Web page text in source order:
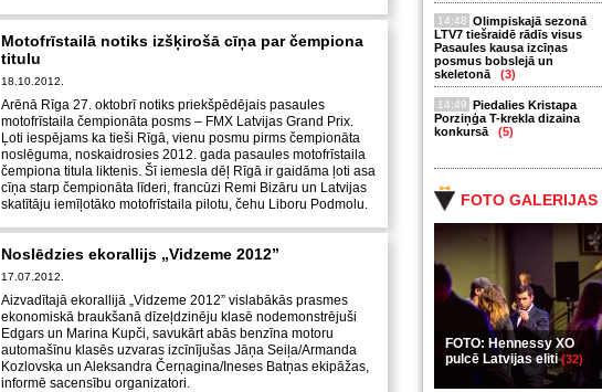
14:48 Olimpiskajā sezonā
LTV7 tiešraidē rādīs visus
Pasaules kausa izcīņas
posmus bobslejā un
skeletonā
(3)
14:49 Piedalies Kristapa
Porziņģa T-krekla dizaina
konkursā
(5)
FOTO GALERIJAS
FOTO: Hennessy XO
pulcē Latvijas eliti(32)
Motofrīstailā notiks izšķirošā cīņa par čempiona
titulu
18.10.2012.
Arēnā Rīga 27. oktobrī notiks priekšpēdējais pasaules
motofrīstaila čempionāta posms – FMX Latvijas Grand Prix.
Ļoti iespējams ka tieši Rīgā, vienu posmu pirms čempionāta
noslēguma, noskaidrosies 2012. gada pasaules motofrīstaila
čempiona titula liktenis. Šī iemesla dēļ Rīgā ir gaidāma ļoti asa
cīņa starp čempionāta līderi, francūzi Remi Bizāru un Latvijas
skatītāju iemīļotāko motofrīstaila pilotu, čehu Liboru Podmolu.
Noslēdzies ekorallijs „Vidzeme 2012”
17.07.2012.
Aizvadītajā ekorallijā „Vidzeme 2012” vislabākās prasmes
ekonomiskā braukšanā dīzeļdzinēju klasē nodemonstrējuši
Edgars un Marina Kupči, savukārt abās benzīna motoru
automašīnu klasēs uzvaras izcīnījušas Jāņa Seiļa/Armanda
Kozlovska un Aleksandra Čerņagina/Ineses Batņas ekipāžas,
informē sacensību organizatori.